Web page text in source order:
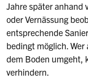
Jahre später anhand
oder Vernässung
entsprechende
bedingt möglich.
dem Boden umgeht,
verhindern.